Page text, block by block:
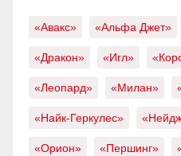
«Авакс» «Альфа Джет»
«Дракон» «Игл»
«Леопард» «Милан»
«Найк-Геркулес»
«Орион» «Першинг»